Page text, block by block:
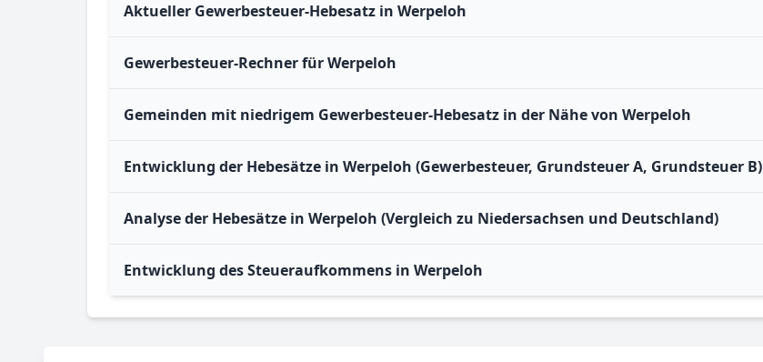
Aktueller Gewerbesteuer-Hebesatz in Werpeloh
Gewerbesteuer-Rechner für Werpeloh
Gemeinden mit niedrigem Gewerbesteuer-Hebesatz in der Nähe von Werpeloh
Entwicklung der Hebesätze in Werpeloh (Gewerbesteuer, Grundsteuer A, Grundsteuer B)
Analyse der Hebesätze in Werpeloh (Vergleich zu Niedersachsen und Deutschland)
Entwicklung des Steueraufkommens in Werpeloh